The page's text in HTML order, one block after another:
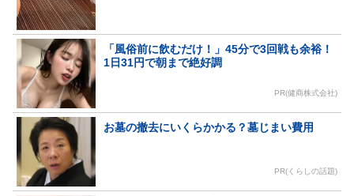
「風俗前に飲むだけ！」45分で3回戦も余裕！
1日31円で朝まで絶好調
PR(健商株式会社)
お墓の撤去にいくらかかる？墓じまい費用
PR(くらしの話題)